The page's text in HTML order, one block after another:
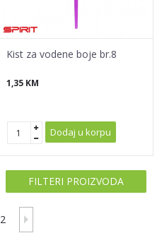
Kist za vodene boje br.8
1,35 KM
Dodaj u korpu
FILTERI PROIZVODA
2